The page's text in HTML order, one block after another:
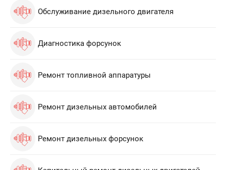
Обслуживание дизельного двигателя
Диагностика форсунок
Ремонт топливной аппаратуры
Ремонт дизельных автомобилей
Ремонт дизельных форсунок